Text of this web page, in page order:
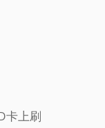
卡上刷